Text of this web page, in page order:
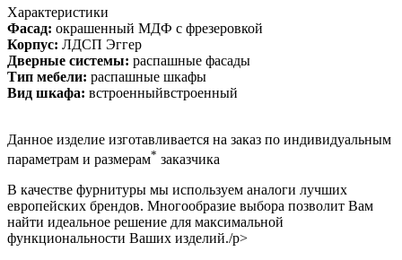
Характеристики
Фасад: окрашенный МДФ с фрезеровкой
Корпус: ЛДСП Эггер
Дверные системы: распашные фасады
Тип мебели: распашные шкафы
Вид шкафа: встроенныйвстроенный
Данное изделие изготавливается на заказ по индивидуальным
параметрам и размерам* заказчика
В качестве фурнитуры мы используем аналоги лучших
европейских брендов. Многообразие выбора позволит Вам
найти идеальное решение для максимальной
функциональности Ваших изделий./p>